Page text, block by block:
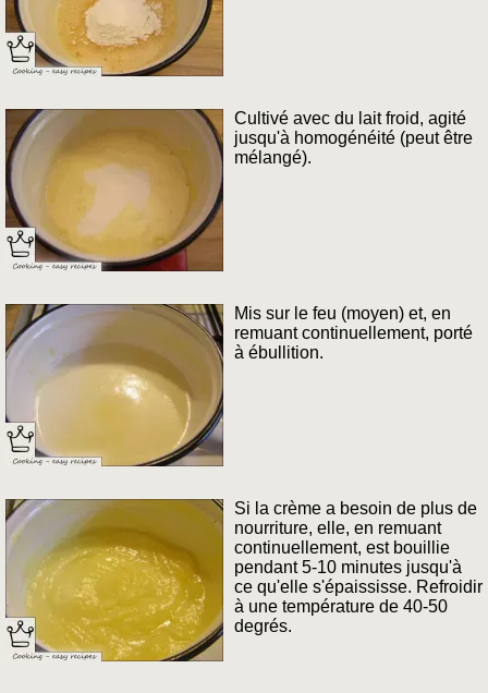
Cultivé avec du lait froid, agité
jusqu'à homogénéité (peut être
mélangé).
Mis sur le feu (moyen) et, en
remuant continuellement, porté
à ébullition.
Si la crème a besoin de plus de
nourriture, elle, en remuant
continuellement, est bouillie
pendant 5-10 minutes jusqu'à
ce qu'elle s'épaississe. Refroidir
à une température de 40-50
degrés.